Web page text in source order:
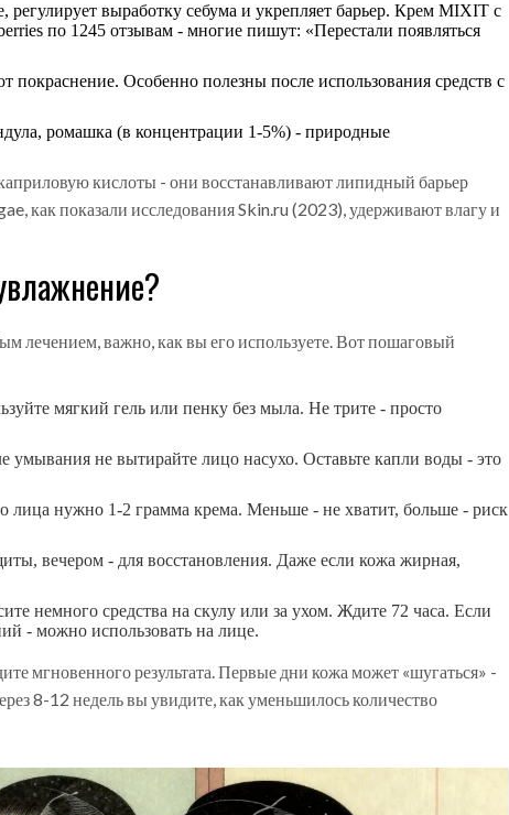
регулирует выработку себума и укрепляет барьер. Крем MIXIT с
по 1245 отзывам - многие пишут: «Перестали появляться
покраснение. Особенно полезны после использования средств с
ромашка (в концентрации 1-5%) - природные
кислоты - они восстанавливают липидный барьер
как показали исследования Skin.ru (2023), удерживают влагу и
лечением, важно, как вы его используете. Вот пошаговый
мягкий гель или пенку без мыла. Не трите - просто
умывания не вытирайте лицо насухо. Оставьте капли воды - это
лица нужно 1-2 грамма крема. Меньше - не хватит, больше - риск
вечером - для восстановления. Даже если кожа жирная,
немного средства на скулу или за ухом. Ждите 72 часа. Если
- можно использовать на лице.
мгновенного результата. Первые дни кожа может «шугаться» -
8-12 недель вы увидите, как уменьшилось количество